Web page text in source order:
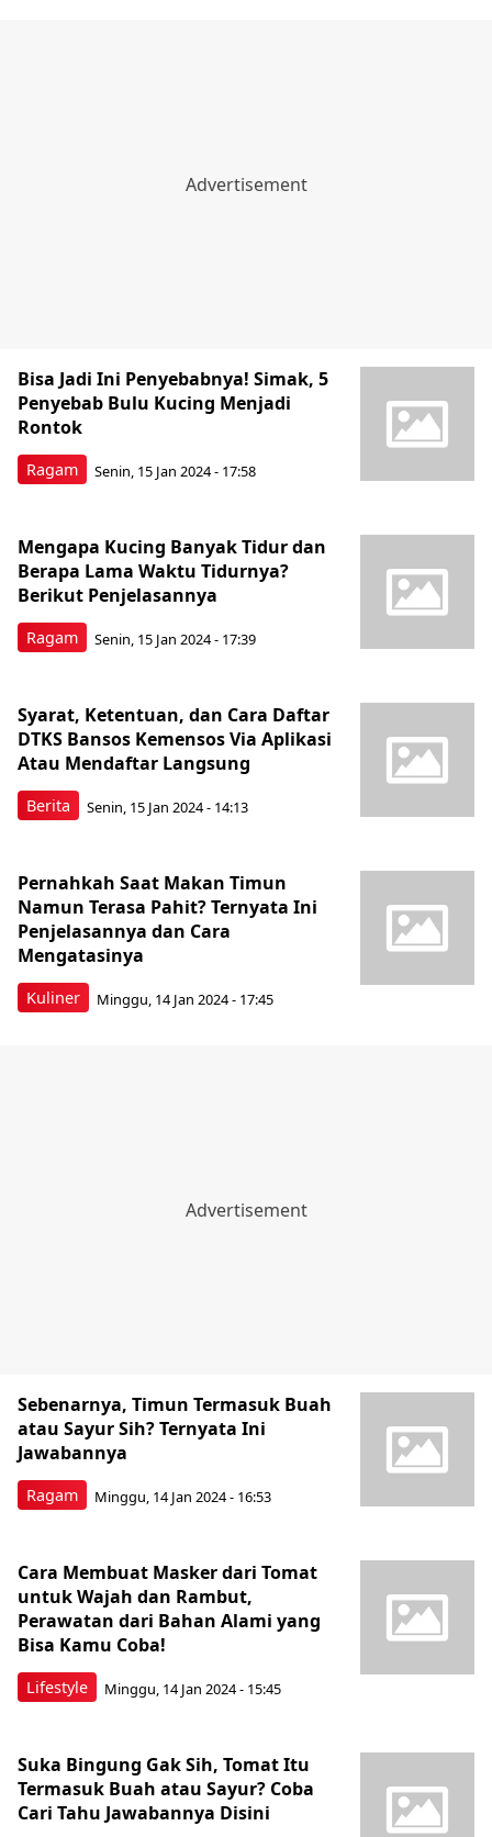
Ragam
Bisa Jadi Ini Penyebabnya! Simak, 5
Penyebab Bulu Kucing Menjadi
Rontok
Senin, 15 Jan 2024 - 17:58
Ragam
Mengapa Kucing Banyak Tidur dan
Berapa Lama Waktu Tidurnya?
Berikut Penjelasannya
Senin, 15 Jan 2024 - 17:39
Berita
Syarat, Ketentuan, dan Cara Daftar
DTKS Bansos Kemensos Via Aplikasi
Atau Mendaftar Langsung
Senin, 15 Jan 2024 - 14:13
Kuliner
Pernahkah Saat Makan Timun
Namun Terasa Pahit? Ternyata Ini
Penjelasannya dan Cara
Mengatasinya
Minggu, 14 Jan 2024 - 17:45
Ragam
Sebenarnya, Timun Termasuk Buah
atau Sayur Sih? Ternyata Ini
Jawabannya
Minggu, 14 Jan 2024 - 16:53
Lifestyle
Cara Membuat Masker dari Tomat
untuk Wajah dan Rambut,
Perawatan dari Bahan Alami yang
Bisa Kamu Coba!
Minggu, 14 Jan 2024 - 15:45
Suka Bingung Gak Sih, Tomat Itu
Termasuk Buah atau Sayur? Coba
Cari Tahu Jawabannya Disini